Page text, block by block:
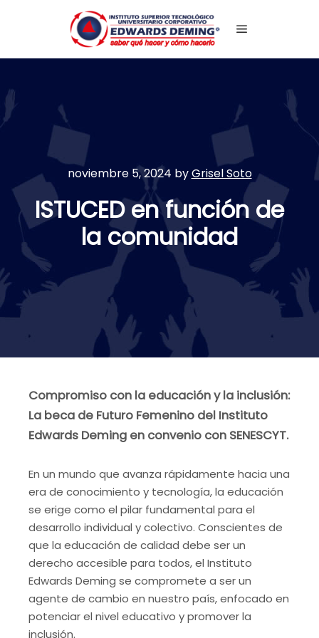
noviembre 5, 2024 byGrisel Soto
ISTUCED en función de
la comunidad
Compromiso con la educación y la inclusión:
La beca de Futuro Femenino del Instituto
Edwards Deming en convenio con SENESCYT.
En un mundo que avanza rápidamente hacia una
era de conocimiento y tecnología, la educación
se erige como el pilar fundamental para el
desarrollo individual y colectivo. Conscientes de
que la educación de calidad debe ser un
derecho accesible para todos, el Instituto
Edwards Deming se compromete a ser un
agente de cambio en nuestro país, enfocado en
potenciar el nivel educativo y promover la
inclusión.